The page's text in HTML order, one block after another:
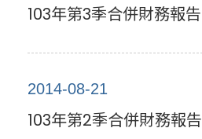
103年第3季合併財務報告
2014-08-21
103年第2季合併財務報告